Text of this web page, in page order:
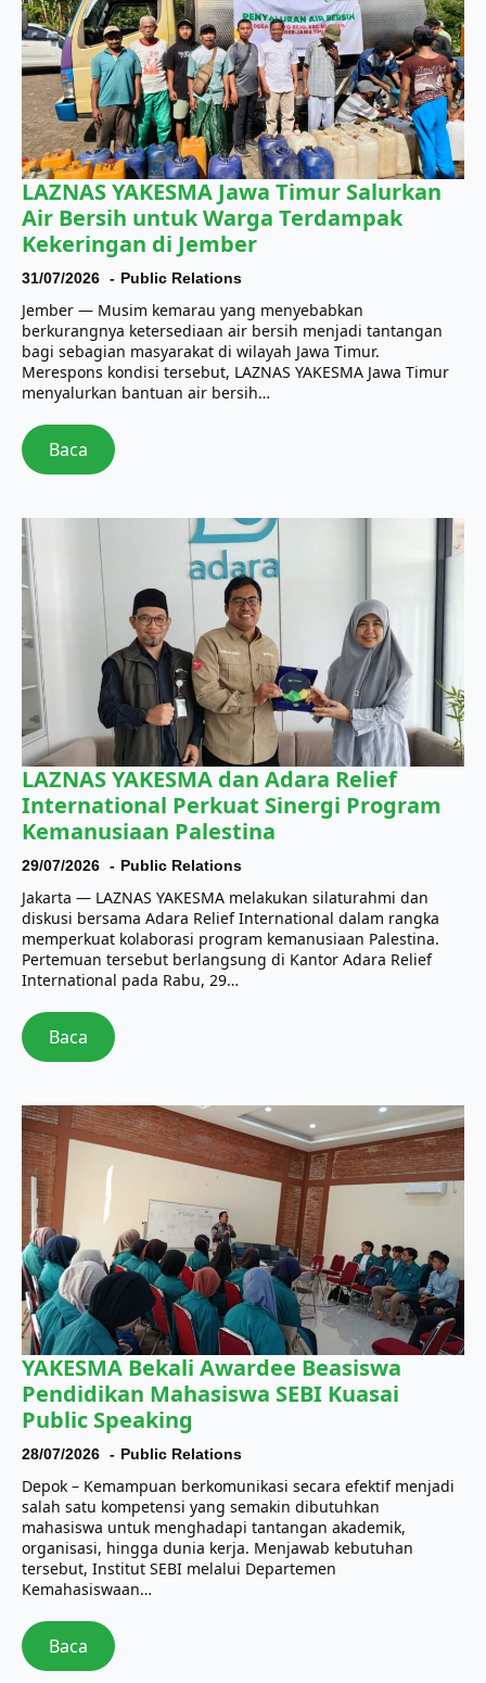
LAZNAS YAKESMA Jawa Timur Salurkan
Air Bersih untuk Warga Terdampak
Kekeringan di Jember
31/07/2026 Public Relations
Jember — Musim kemarau yang menyebabkan
berkurangnya ketersediaan air bersih menjadi tantangan
bagi sebagian masyarakat di wilayah Jawa Timur.
Merespons kondisi tersebut, LAZNAS YAKESMA Jawa Timur
menyalurkan bantuan air bersih…
Baca
LAZNAS YAKESMA dan Adara Relief
International Perkuat Sinergi Program
Kemanusiaan Palestina
29/07/2026 Public Relations
Jakarta — LAZNAS YAKESMA melakukan silaturahmi dan
diskusi bersama Adara Relief International dalam rangka
memperkuat kolaborasi program kemanusiaan Palestina.
Pertemuan tersebut berlangsung di Kantor Adara Relief
International pada Rabu, 29…
Baca
YAKESMA Bekali Awardee Beasiswa
Pendidikan Mahasiswa SEBI Kuasai
Public Speaking
28/07/2026 Public Relations
Depok – Kemampuan berkomunikasi secara efektif menjadi
salah satu kompetensi yang semakin dibutuhkan
mahasiswa untuk menghadapi tantangan akademik,
organisasi, hingga dunia kerja. Menjawab kebutuhan
tersebut, Institut SEBI melalui Departemen
Kemahasiswaan…
Baca